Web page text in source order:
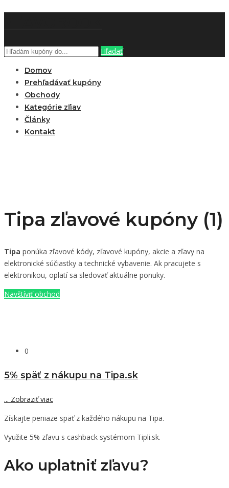
Hľadať
Domov
Prehľadávať kupóny
Obchody
Kategórie zľiav
Články
Kontakt
Tipa zľavové kupóny (1)
Tipa ponúka zľavové kódy, zľavové kupóny, akcie a zľavy na
elektronické súčiastky a technické vybavenie. Ak pracujete s
elektronikou, oplatí sa sledovať aktuálne ponuky.
Navštíviť obchod
0
5% späť z nákupu na Tipa.sk
... Zobraziť viac
Získajte peniaze späť z každého nákupu na Tipa.
Využite 5% zľavu s cashback systémom Tipli.sk.
Ako uplatniť zľavu?